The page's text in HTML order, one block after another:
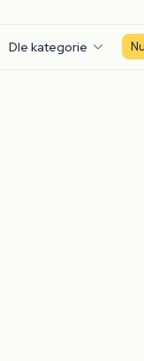
Dle kategorie